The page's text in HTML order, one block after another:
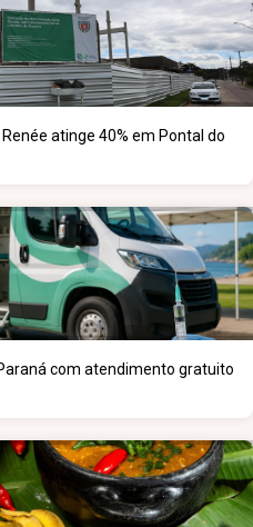
atinge 40% em Pontal do
com atendimento gratuito